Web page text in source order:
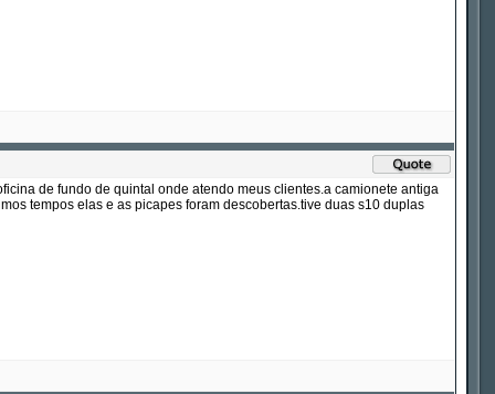
de fundo de quintal onde atendo meus clientes.a camionete antiga
tempos elas e as picapes foram descobertas.tive duas s10 duplas